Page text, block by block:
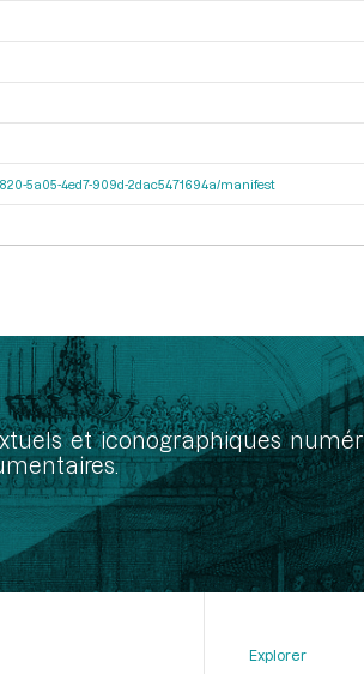
5a05-4ed7-909d-2dac5471694a/manifest
et iconographiques
Explorer